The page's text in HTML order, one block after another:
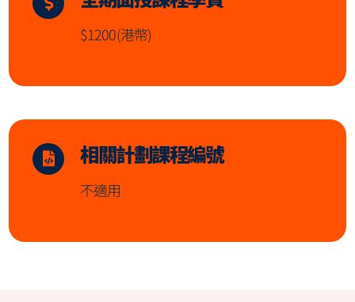
$1200(港幣)
相關計劃課程編號
不適用